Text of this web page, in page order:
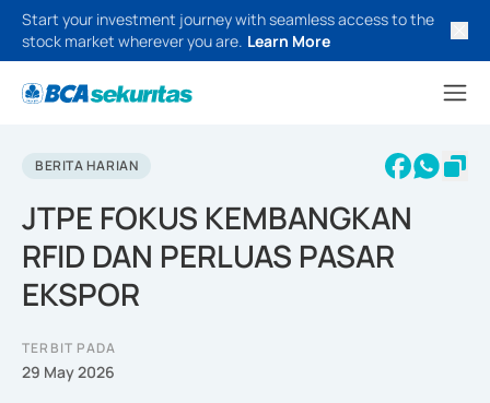
Start your investment journey with seamless access to the
stock market wherever you are. Learn More
BERITA HARIAN
JTPE FOKUS KEMBANGKAN
RFID DAN PERLUAS PASAR
EKSPOR
TERBIT PADA
29 May 2026